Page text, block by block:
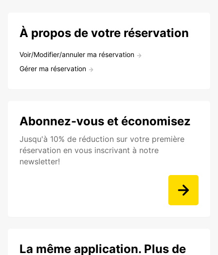
À propos de votre réservation
Voir/Modifier/annuler ma réservation
Gérer ma réservation
Abonnez-vous et économisez
Jusqu'à 10% de réduction sur votre première
réservation en vous inscrivant à notre
newsletter!
La même application. Plus de